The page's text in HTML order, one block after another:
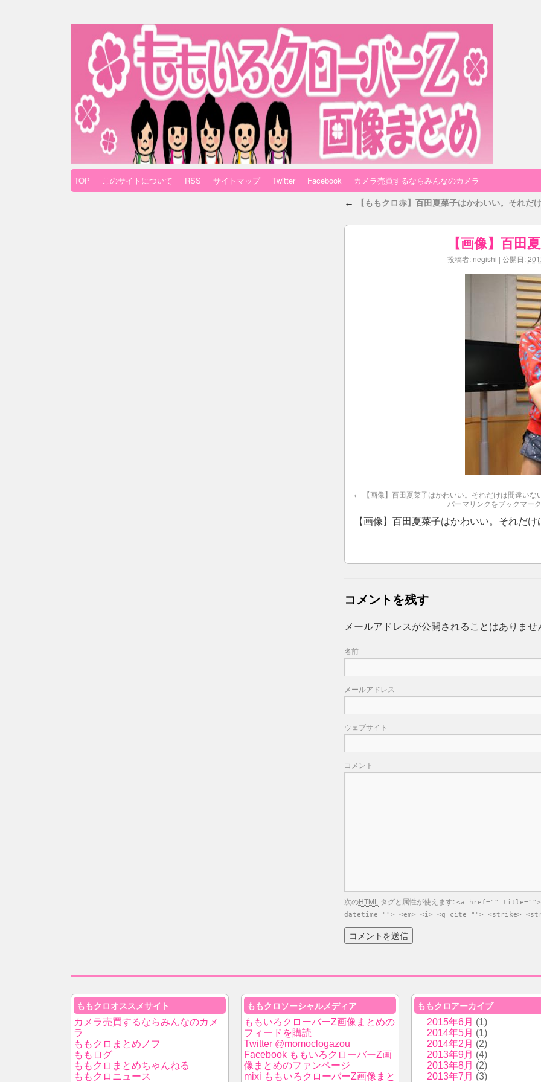
TOP このサイトについて RSS サイトマップ Twitter Facebook カメラ売買するならみんなのカメラ
← 【ももクロ赤】百田夏菜子はかわいい。それだ
【画像】百田
投稿者: negishi | 公開日:
【画像】百田夏菜子はかわいい。それだけは間違いな
【画像】百田夏菜子はかわいい。それだ
パーマリンクをブックマーク
コメントを残す
メールアドレスが公開されることはありませ
名前
メールアドレス
ウェブサイト
コメント
次のHTML タグと属性が使えます: <a href="" title="">
datetime=""> <em> <i> <q cite=""> <strike>
ももクロオススメサイト
カメラ売買するならみんなのカメ
ラ
ももクロまとめノフ
ももログ
ももクロまとめちゃんねる
ももクロニュース
ももクロソーシャルメディア
ももいろクローバーZ画像まとめの
フィードを購読
Twitter @momoclogazou
Facebook ももいろクローバーZ画
像まとめのファンページ
mixi ももいろクローバーZ画像まと
ももクロアーカイブ
2015年6月 (1)
2014年5月 (1)
2014年2月 (2)
2013年9月 (4)
2013年8月 (2)
2013年7月 (3)